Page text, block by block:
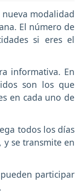
nueva modalidad
El número de
si eres el
informativa. En
son los que
en cada uno de
todos los días
y se transmite en
participar
.